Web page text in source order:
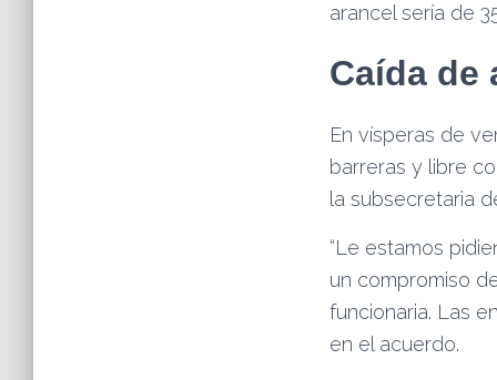
arancel sería de
Caída de
En vísperas de
barreras y libre
la subsecretaria
“Le estamos
un compromiso
funcionaria. Las
en el acuerdo.